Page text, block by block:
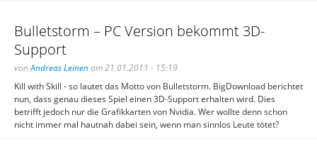
Bulletstorm – PC Version bekommt 3D-
Support
vonAndreas Leinenam 21.01.2011 - 15:19
Kill with Skill - so lautet das Motto von Bulletstorm. BigDownload berichtet
nun, dass genau dieses Spiel einen 3D-Support erhalten wird. Dies
betrifft jedoch nur die Grafikkarten von Nvidia. Wer wollte denn schon
nicht immer mal hautnah dabei sein, wenn man sinnlos Leute tötet?